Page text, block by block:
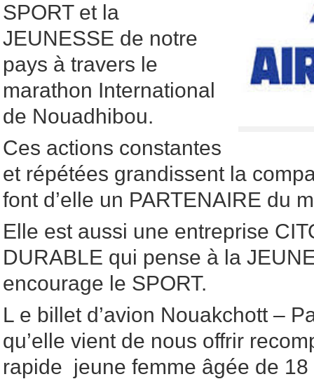
SPORT et la
JEUNESSE de notre
pays à travers le
marathon International
de Nouadhibou.
Ces actions constantes
et répétées grandissent la
font d’elle un PARTENAIRE du
Elle est aussi une entreprise
DURABLE qui pense à la
encourage le SPORT.
L e billet d’avion Nouakchott –
qu’elle vient de nous offrir
rapide jeune femme âgée de